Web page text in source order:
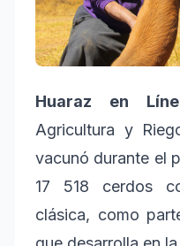
Huaraz en
Agricultura y
vacunó durante el
17 518 cerdos
clásica, como